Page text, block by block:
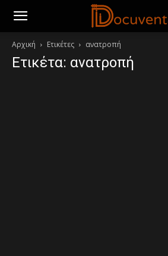
Αρχική Ετικέτες ανατροπή
Ετικέτα: ανατροπή